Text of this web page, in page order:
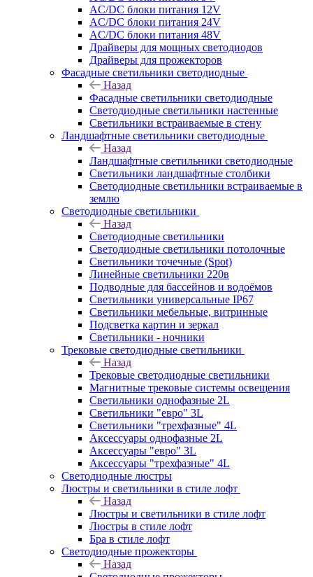
AC/DC блоки питания 12V
AC/DC блоки питания 24V
AC/DC блоки питания 48V
Драйверы для мощных светодиодов
Драйверы для прожекторов
Фасадные светильники светодиодные
Назад
Фасадные светильники светодиодные
Светодиодные светильники настенные
Светильники встраиваемые в стену
Ландшафтные светильники светодиодные
Назад
Ландшафтные светильники светодиодные
Светильники ландшафтные столбики
Светодиодные светильники встраиваемые в
землю
Светодиодные светильники
Назад
Светодиодные светильники
Светодиодные светильники потолочные
Светильники точечные (Spot)
Линейные светильники 220в
Подводные для бассейнов и водоёмов
Светильники универсальные IP67
Светильники мебельные, витринные
Подсветка картин и зеркал
Светильники - ночники
Трековые светодиодные светильники
Назад
Трековые светодиодные светильники
Магнитные трековые системы освещения
Светильники однофазные 2L
Светильники "евро" 3L
Светильники "трехфазные" 4L
Аксессуары однофазные 2L
Аксессуары "евро" 3L
Аксессуары "трехфазные" 4L
Светодиодные люстры
Люстры и светильники в стиле лофт
Назад
Люстры и светильники в стиле лофт
Люстры в стиле лофт
Бра в стиле лофт
Светодиодные прожекторы
Назад